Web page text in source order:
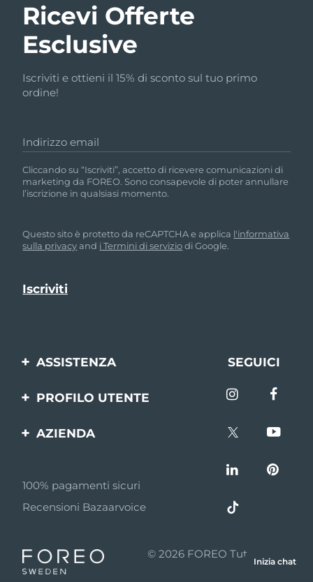
Ricevi Offerte
Esclusive
Iscriviti e ottieni il 15% di sconto sul tuo primo
ordine!
Indirizzo email
Cliccando su “Iscriviti”, accetto di ricevere comunicazioni di
marketing da FOREO. Sono consapevole di poter annullare
l’iscrizione in qualsiasi momento.
Questo sito è protetto da reCAPTCHA e applica l'informativa
sulla privacyand i Termini di serviziodi Google.
ASSISTENZA
Contattaci
batteria
SEGUICI
PROFILO UTENTE
prodotto
AZIENDA
Affiliazione
Notizie di affiliazione
Rivenditori
100% pagamenti sicuri
Recensioni Bazaarvoice
© 2026 FOREO Tutti i diritti
riservati
Inizia chat